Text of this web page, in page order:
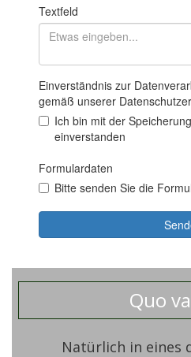
Quo
Natürlich in eines